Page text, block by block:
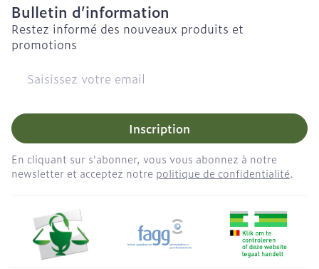
Bulletin d’information
Restez informé des nouveaux produits et
promotions
Adresse mail
Inscription
En cliquant sur s'abonner, vous vous abonnez à notre
newsletter et acceptez notre politique de confidentialité.